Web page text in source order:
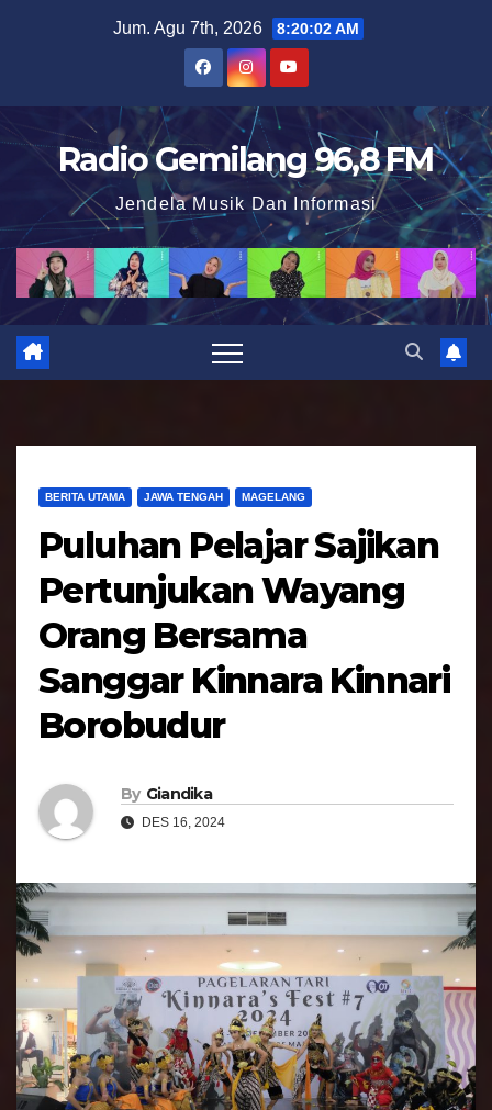
t
o
n
Jum. Agu 7th, 2026 8:20:03 AM
Radio Gemilang 96,8 FM
Jendela Musik Dan Informasi
BERITA UTAMA JAWA TENGAH MAGELANG
Puluhan Pelajar Sajikan
Pertunjukan Wayang
Orang Bersama
Sanggar Kinnara Kinnari
Borobudur
By Giandika
DES 16, 2024